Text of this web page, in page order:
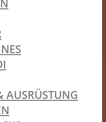
AUSRÜSTUNG